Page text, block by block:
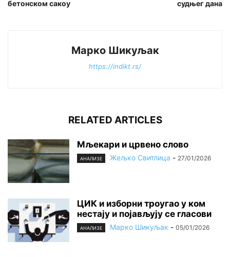
бетонском сакоу
судњег дана
Марко Шикуљак
https://indikt.rs/
RELATED ARTICLES
Mљекари и црвено слово
АНАЛИЗЕ Жељко Свитлица - 27/01/2026
ЦИК и изборни троугао у ком
нестају и појављују се гласови
АНАЛИЗЕ Марко Шикуљак - 05/01/2026